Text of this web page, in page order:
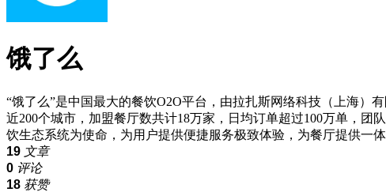
饿了么
“饿了么”是中国最大的餐饮O2O平台，由拉扎斯网络科技（上海）
近200个城市，加盟餐厅数共计18万家，日均订单超过100万单，团
饮生态系统为使命，为用户提供便捷服务极致体验，为餐厅提供一
19 文章
0 评论
18 获赞